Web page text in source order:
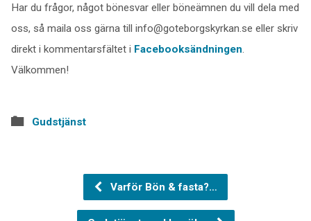
Har du frågor, något bönesvar eller böneämnen du vill dela med
oss, så maila oss gärna till info@goteborgskyrkan.se eller skriv
direkt i kommentarsfältet i Facebooksändningen.
Välkommen!
Gudstjänst
Varför Bön & fasta?…